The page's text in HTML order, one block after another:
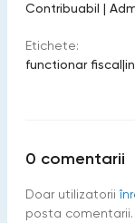
Contribuabil |
Etichete:
functionar fiscal|
0 comentarii
Doar utilizatorii
posta comentarii.